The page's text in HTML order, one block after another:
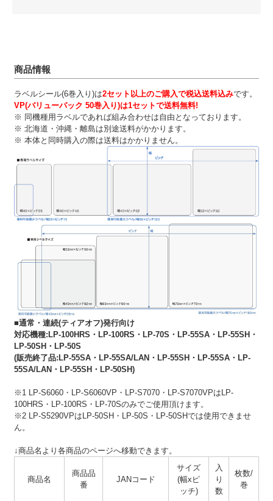
マックス LP-55シリーズ用ラベル★LP-
S5250H VP 剥離発行向け用
価格:￥76,800
商品情報
ラベルシール(6巻入り)は2セット以上のご購入で税込送料込みです。
VP(バリューパック 50巻入り)は1セットで送料無料!
※ 同機種用ラベルであれば組み合わせは自由となっております。
※ 北海道・沖縄・離島は別途送料がかかります。
※ 本体と同時購入の際は送料はかかりません。
■通常・連続(ティアオフ)発行向け
対応機種:LP-100HRS・LP-100RS・LP-70S・LP-55SA・LP-55SH・
LP-50SH・LP-50S
(販売終了品:LP-55SA・LP-55SA/LAN・LP-55SH・LP-55SA・LP-
55SA/LAN・LP-55SH・LP-50SH)
※1 LP-S6060・LP-S6060VP・LP-S7070・LP-S7070VPはLP-
100HRS・LP-100RS・LP-70Sのみでご使用頂けます。
※2 LP-S5290VPはLP-50SH・LP-50S・LP-50SHでは使用できませ
ん。
↓商品名より各商品のページへ移動できます。
商品名
商品品
番
JANコード
サイズ
(幅xピ
ッチ)
入
り
数
枚数/
巻